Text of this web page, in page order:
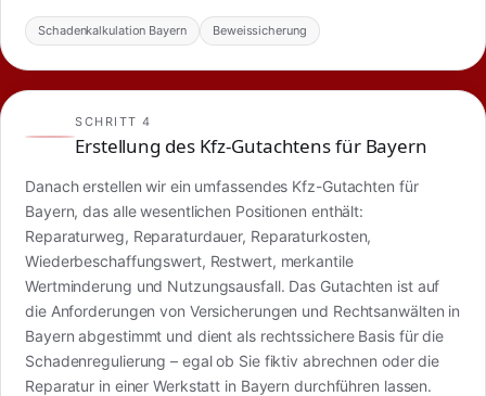
Schadenkalkulation Bayern Beweissicherung
SCHRITT 4
Erstellung des Kfz-Gutachtens für Bayern
Danach erstellen wir ein umfassendes Kfz-Gutachten für
Bayern, das alle wesentlichen Positionen enthält:
Reparaturweg, Reparaturdauer, Reparaturkosten,
Wiederbeschaffungswert, Restwert, merkantile
Wertminderung und Nutzungsausfall. Das Gutachten ist auf
die Anforderungen von Versicherungen und Rechtsanwälten in
Bayern abgestimmt und dient als rechtssichere Basis für die
Schadenregulierung – egal ob Sie fiktiv abrechnen oder die
Reparatur in einer Werkstatt in Bayern durchführen lassen.